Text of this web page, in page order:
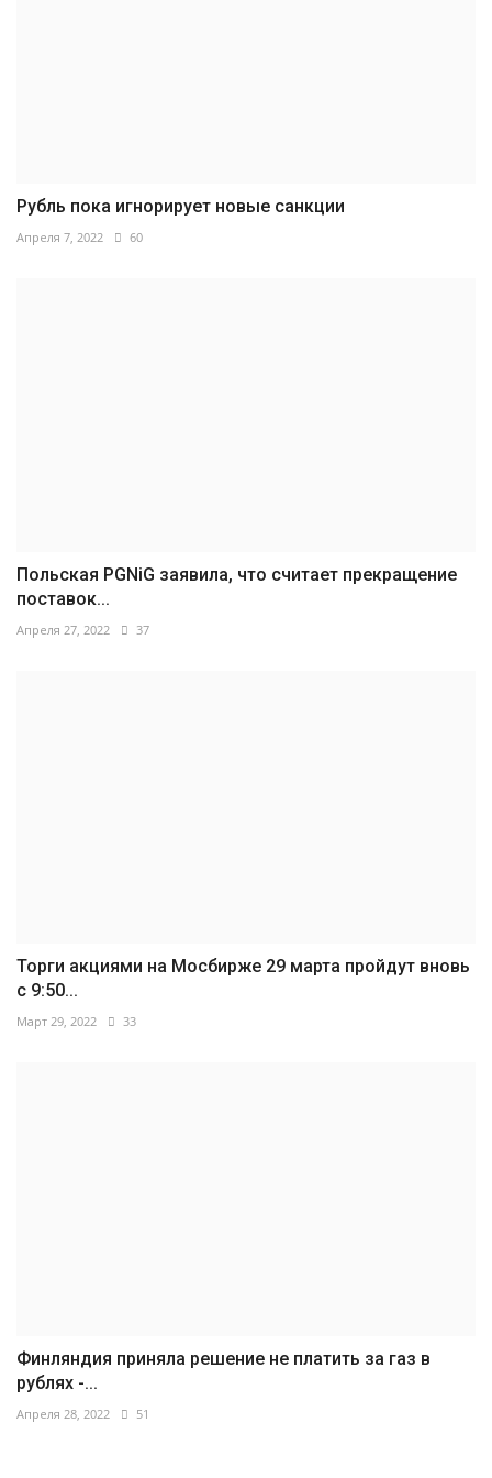
Рубль пока игнорирует новые санкции
Апреля 7, 2022 60
Польская PGNiG заявила, что считает прекращение
поставок...
Апреля 27, 2022 37
Торги акциями на Мосбирже 29 марта пройдут вновь
с 9:50...
Март 29, 2022 33
Финляндия приняла решение не платить за газ в
рублях -...
Апреля 28, 2022 51